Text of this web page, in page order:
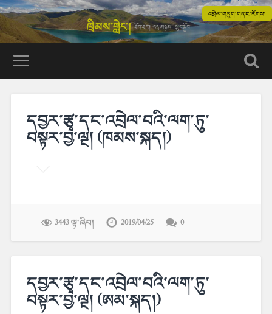
འབྲེལ་གཏུག་གནང་རོགས།
དབྱར་རྩྭ་དང་འབྲེལ་བའི་ལག་ཏུ་
བསྟར་བྱ་ལྔ། (ཁམས་སྐད།)
3443 ལྟ་ཞིབ། 2019/04/25 0
དབྱར་རྩྭ་དང་འབྲེལ་བའི་ལག་ཏུ་
བསྟར་བྱ་ལྔ། (ཨམ་སྐད།)